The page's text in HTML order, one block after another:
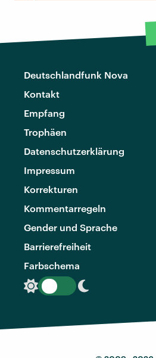
Deutschlandfunk Nova
Kontakt
Empfang
Trophäen
Datenschutzerklärung
Impressum
Korrekturen
Kommentarregeln
Gender und Sprache
Barrierefreiheit
Farbschema